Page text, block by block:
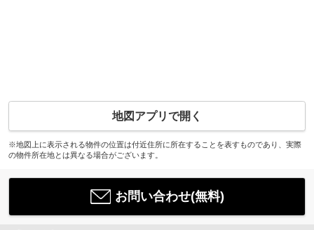
地図アプリで開く
※地図上に表示される物件の位置は付近住所に所在することを表すものであり、実際
の物件所在地とは異なる場合がございます。
お問い合わせ(無料)